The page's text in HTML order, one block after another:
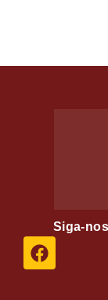
Siga-